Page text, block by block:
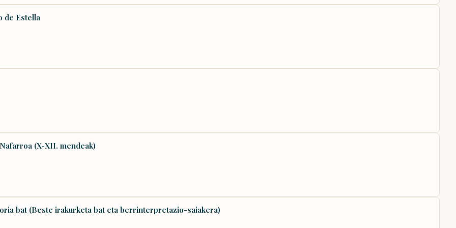
de Estella
(X-XII. mendeak)
bat (Beste irakurketa bat eta berrinterpretazio-saiakera)